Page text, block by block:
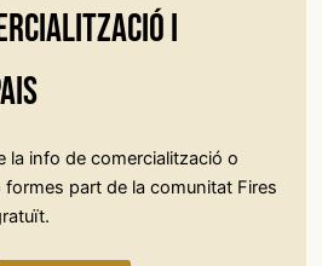
i
la info de comercialització o
part de la comunitat Fires